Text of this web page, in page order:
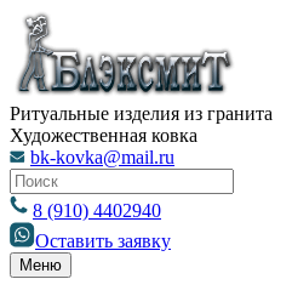
Ритуальные изделия из гранита
Художественная ковка
bk-kovka@mail.ru
8 (910) 4402940
Оставить заявку
Меню